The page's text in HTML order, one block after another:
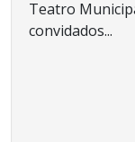
Teatro
convidados...